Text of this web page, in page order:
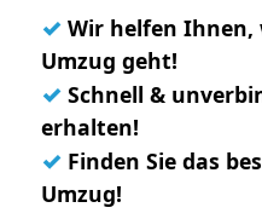
✓ Wir helfen Ihnen,
Umzug geht!
✓ Schnell &
erhalten!
✓ Finden Sie das
Umzug!